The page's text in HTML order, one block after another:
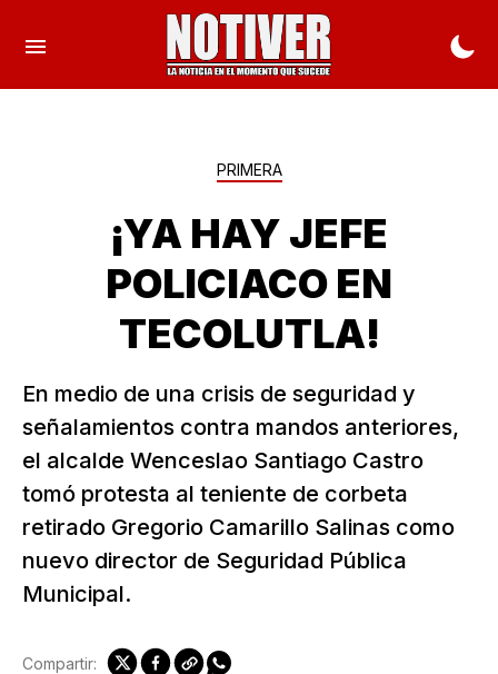
PRIMERA
¡YA HAY JEFE
POLICIACO EN
TECOLUTLA!
En medio de una crisis de seguridad y
señalamientos contra mandos anteriores,
el alcalde Wenceslao Santiago Castro
tomó protesta al teniente de corbeta
retirado Gregorio Camarillo Salinas como
nuevo director de Seguridad Pública
Municipal.
Compartir: